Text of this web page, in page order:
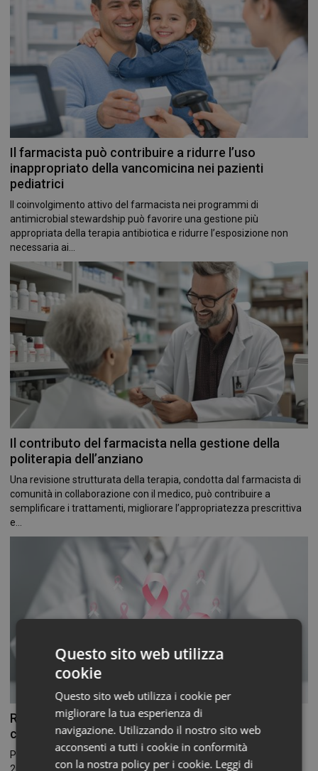
Il farmacista può contribuire a ridurre l’uso
inappropriato della vancomicina nei pazienti
pediatrici
Il coinvolgimento attivo del farmacista nei programmi di
antimicrobial stewardship può favorire una gestione più
appropriata della terapia antibiotica e ridurre l’esposizione non
necessaria ai...
Il contributo del farmacista nella gestione della
politerapia dell’anziano
Una revisione strutturata della terapia, condotta dal farmacista di
comunità in collaborazione con il medico, può contribuire a
semplificare i trattamenti, migliorare l’appropriatezza prescrittiva
e...
Riparte la campagna “Nastro Rosa 2026” in
collaborazione con Airc
Prosegue, nell’ambito del Protocollo di collaborazione firmato nel
2024, la partnership di Federfarma con Airc nella nuova edizione
Questo sito web utilizza
cookie
Questo sito web utilizza i cookie per
migliorare la tua esperienza di
navigazione. Utilizzando il nostro sito web
acconsenti a tutti i cookie in conformità
con la nostra policy per i cookie. Leggi di